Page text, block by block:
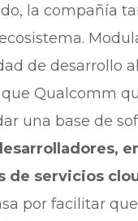
la compañía
de desarrollo
Qualcomm
una base de
de servicios
por facilitar